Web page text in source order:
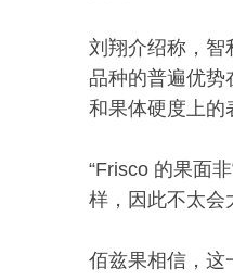
刘翔介绍称，智
品种的普遍优势
和果体硬度上的
“Frisco 的果面
样，因此不太会
佰兹果相信，这